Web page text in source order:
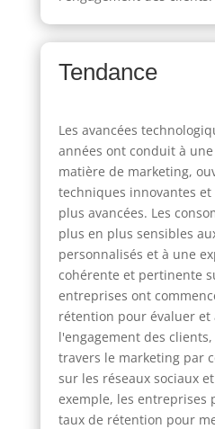
Tendance
Les avancées
années ont conduit à
matière de marketing,
techniques innovantes
plus avancées. Les
plus en plus sensibles
personnalisés et à une
cohérente et pertinente
entreprises ont
rétention pour évaluer et
l'engagement des
travers le marketing par
sur les réseaux sociaux
exemple, les entreprises
taux de rétention pour